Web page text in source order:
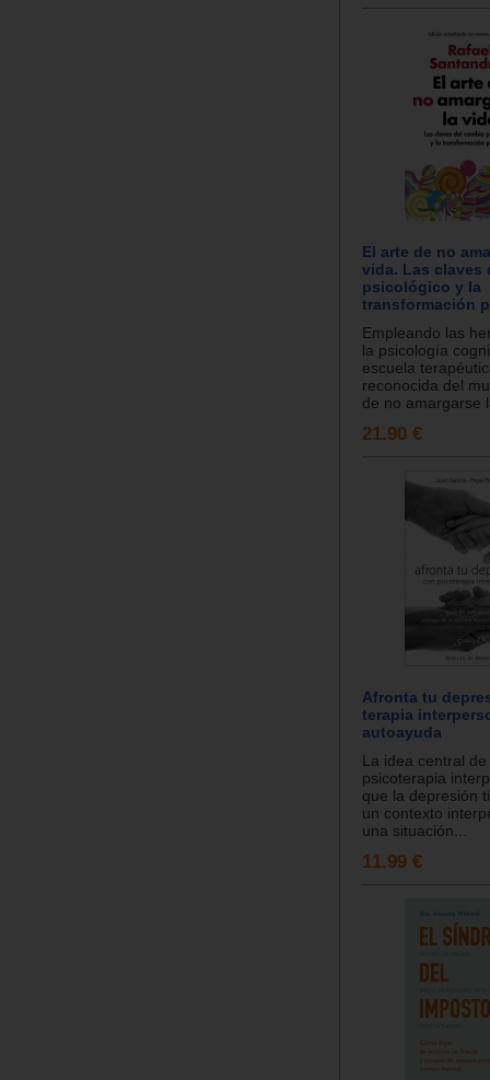
El arte de no
vida. Las claves
psicológico y la
transformación
Empleando las
la psicología
escuela
reconocida del
de no amargarse
21.90 €
Afronta tu
terapia
autoayuda
La idea central de
psicoterapia
que la depresión
un contexto
una situación...
11.99 €